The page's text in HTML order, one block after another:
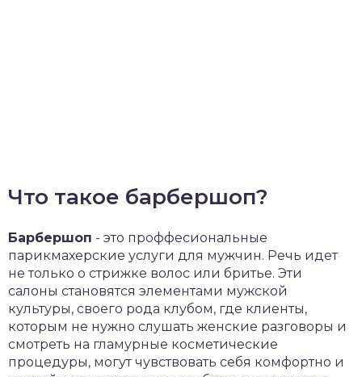
Что такое барбершоп?
Барбершоп - это проффесиональные
парикмахерские услуги для мужчин. Речь идет
не только о стрижке волос или бритье. Эти
салоны становятся элементами мужской
культуры, своего рода клубом, где клиенты,
которым не нужно слушать женские разговоры и
смотреть на гламурные косметические
процедуры, могут чувствовать себя комфортно и